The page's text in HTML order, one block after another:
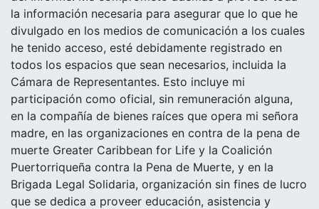
la información necesaria para asegurar que lo que he
divulgado en los medios de comunicación a los cuales
he tenido acceso, esté debidamente registrado en
todos los espacios que sean necesarios, incluida la
Cámara de Representantes. Esto incluye mi
participación como oficial, sin remuneración alguna,
en la compañía de bienes raíces que opera mi señora
madre, en las organizaciones en contra de la pena de
muerte Greater Caribbean for Life y la Coalición
Puertorriqueña contra la Pena de Muerte, y en la
Brigada Legal Solidaria, organización sin fines de lucro
que se dedica a proveer educación, asistencia y